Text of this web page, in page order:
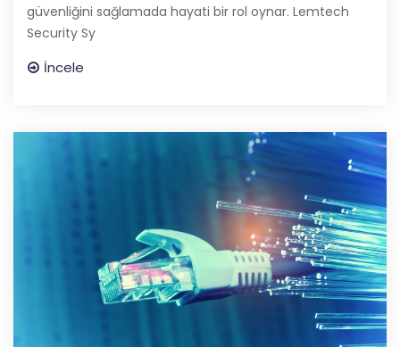
güvenliğini sağlamada hayati bir rol oynar. Lemtech
Security Sy
İncele